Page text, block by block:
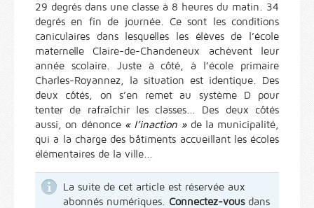
29 degrés dans une classe à 8 heures du matin. 34
degrés en fin de journée. Ce sont les conditions
caniculaires dans lesquelles les élèves de l’école
maternelle Claire-de-Chandeneux achèvent leur
année scolaire. Juste à côté, à l’école primaire
Charles-Royannez, la situation est identique. Des
deux côtés, on s’en remet au système D pour
tenter de rafraîchir les classes... Des deux côtés
aussi, on dénonce « l’inaction »de la municipalité,
qui a la charge des bâtiments accueillant les écoles
élémentaires de la ville...
La suite de cet article est réservée aux
abonnés numériques. Connectez-vousdans